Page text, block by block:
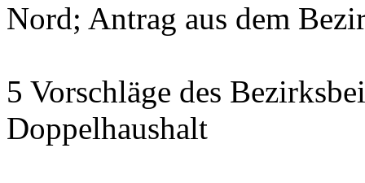
Nord; Antrag aus dem
5 Vorschläge des
Doppelhaushalt